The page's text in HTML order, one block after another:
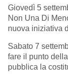
Giovedì 5
Non Una Di
nuova iniziativa
Sabato 7
fare il punto
pubblica la